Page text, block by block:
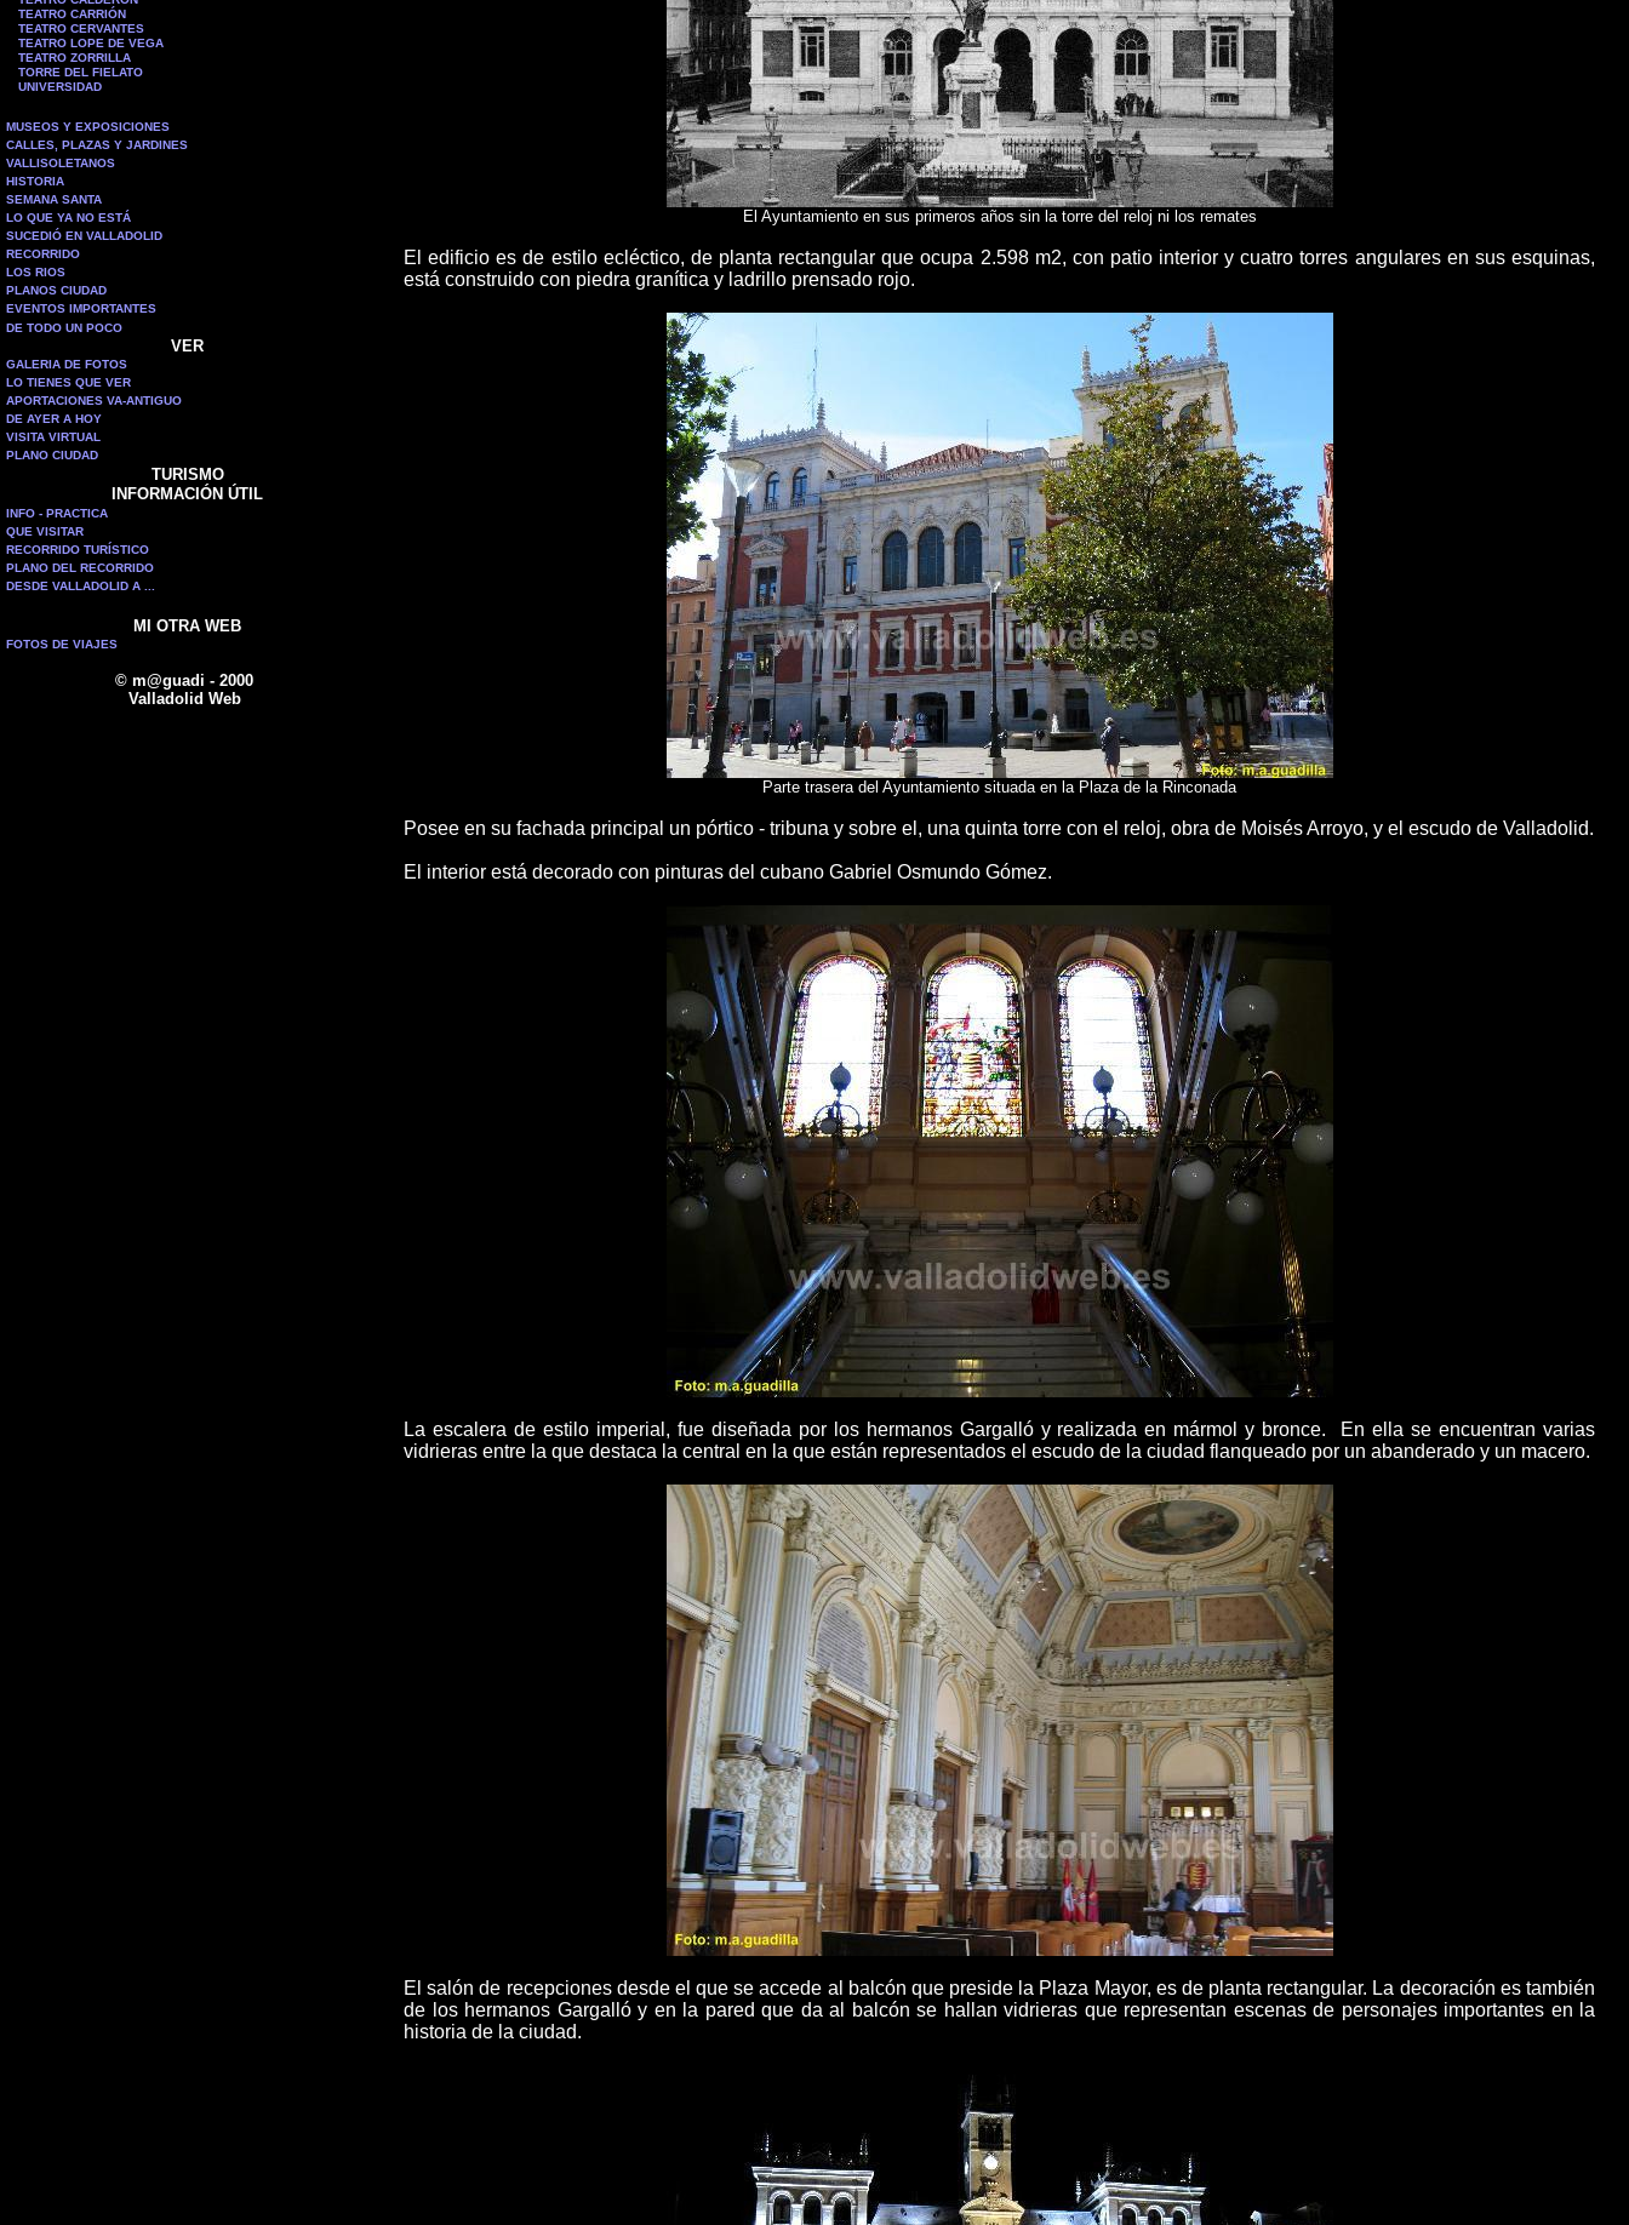
TEATRO CARRIÓN
TEATRO CERVANTES
TEATRO LOPE DE VEGA
TEATRO ZORRILLA
TORRE DEL FIELATO
UNIVERSIDAD
MUSEOS Y EXPOSICIONES
CALLES, PLAZAS Y JARDINES
VALLISOLETANOS
HISTORIA
SEMANA SANTA
LO QUE YA NO ESTÁ
SUCEDIÓ EN VALLADOLID
RECORRIDO
LOS RIOS
PLANOS CIUDAD
EVENTOS IMPORTANTES
DE TODO UN POCO
VER
GALERIA DE FOTOS
LO TIENES QUE VER
APORTACIONES VA-ANTIGUO
DE AYER A HOY
VISITA VIRTUAL
PLANO CIUDAD
TURISMO
INFORMACIÓN ÚTIL
INFO - PRACTICA
QUE VISITAR
RECORRIDO TURÍSTICO
PLANO DEL RECORRIDO
DESDE VALLADOLID A ...
MI OTRA WEB
FOTOS DE VIAJES
© m@guadi - 2000
Valladolid Web
El Ayuntamiento en sus primeros años sin la torre del reloj ni los remates
El edificioes de estilo ecléctico, de planta rectangular que ocupa 2.598 m2, con patio interior ycuatro torres angulares en sus esquinas,
está construido con piedra granítica y ladrillo prensado rojo.
Parte trasera del Ayuntamiento situada en la Plaza de la Rinconada
Posee en su fachada principal un pórtico - tribuna y sobre el, una quinta torre con el reloj, obra de Moisés Arroyo, y el escudo de Valladolid.
El interior está decorado con pinturas del cubano Gabriel Osmundo Gómez.
La escalera de estilo imperial, fue diseñada por los hermanos Gargalló y realizada en mármol y bronce. En ella se encuentran varias
vidrieras entre la que destaca la central en la que están representados el escudo de la ciudad flanqueado por un abanderado y un macero.
El salón de recepciones desde el que se accede al balcón que preside la Plaza Mayor, es de planta rectangular. La decoración es también
de los hermanos Gargalló y en la pared que da al balcón se hallan vidrieras que representan escenas de personajes importantes en la
historia de la ciudad.